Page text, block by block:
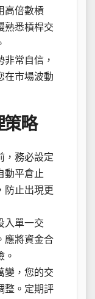
高倍數槓
熟悉槓桿交
非常自信，
在市場波動
策略
，務必設定
動平倉止
防止出現更
入單一交
應將資金合
。
變，您的交
整。定期評